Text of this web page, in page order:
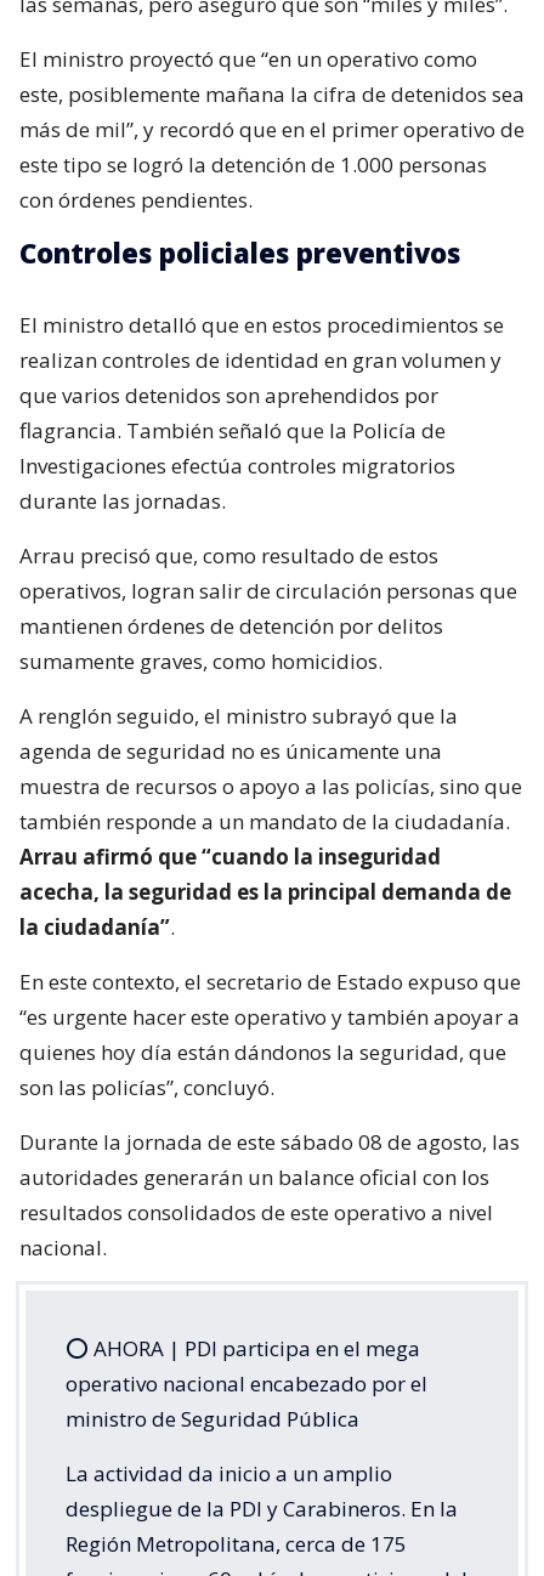
El ministro proyectó que “en un operativo como
este, posiblemente mañana la cifra de detenidos sea
más de mil”, y recordó que en el primer operativo de
este tipo se logró la detención de 1.000 personas
con órdenes pendientes.
Controles policiales preventivos
El ministro detalló que en estos procedimientos se
realizan controles de identidad en gran volumen y
que varios detenidos son aprehendidos por
flagrancia. También señaló que la Policía de
Investigaciones efectúa controles migratorios
durante las jornadas.
Arrau precisó que, como resultado de estos
operativos, logran salir de circulación personas que
mantienen órdenes de detención por delitos
sumamente graves, como homicidios.
A renglón seguido, el ministro subrayó que la
agenda de seguridad no es únicamente una
muestra de recursos o apoyo a las policías, sino que
también responde a un mandato de la ciudadanía.
Arrau afirmó que “cuando la inseguridad
acecha, la seguridad es la principal demanda de
la ciudadanía”.
En este contexto, el secretario de Estado expuso que
“es urgente hacer este operativo y también apoyar a
quienes hoy día están dándonos la seguridad, que
son las policías”, concluyó.
Durante la jornada de este sábado 08 de agosto, las
autoridades generarán un balance oficial con los
resultados consolidados de este operativo a nivel
nacional.
⭕️ AHORA | PDI participa en el mega
operativo nacional encabezado por el
ministro de Seguridad Pública
La actividad da inicio a un amplio
despliegue de la PDI y Carabineros. En la
Región Metropolitana, cerca de 175